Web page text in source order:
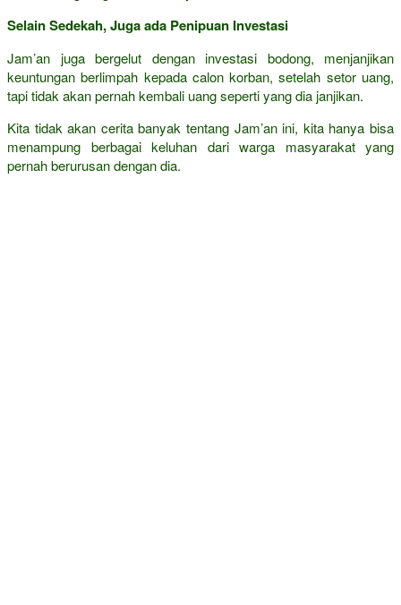
Selain Sedekah, Juga ada Penipuan Investasi
Jam’an juga bergelut dengan investasi bodong, menjanjikan
keuntungan berlimpah kepada calon korban, setelah setor uang,
tapi tidak akan pernah kembali uang seperti yang dia janjikan.
Kita tidak akan cerita banyak tentang Jam’an ini, kita hanya bisa
menampung berbagai keluhan dari warga masyarakat yang
pernah berurusan dengan dia.